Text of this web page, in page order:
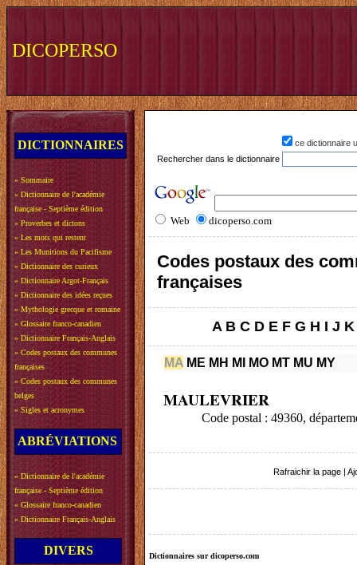
DICOPERSO
DICTIONNAIRES
» Sommaire
» Dictionnaire de l'académie
française - Septième édition
» Proverbes et dictons
» Les mots qui restent
» Les Munitions du Pacifisme
» Dictionnaire des curieux
» Dictionnaire Argot-Français
» Dictionnaire des idées reçues
» Mythologie grecque et romaine
» Glossaire franco-canadien
» Dictionnaire Français-Anglais
» Codes postaux des communes
françaises
» Codes postaux des communes
belges
» Sigles et acronymes
ABRÉVIATIONS
» Dictionnaire de l'académie
française - Septième édition
» Glossaire franco-canadien
» Dictionnaire Français-Anglais
DIVERS
ce dictionnaire
Rechercher dans le dictionnaire
Web dicoperso.com
Codes postaux des
françaises
A B C D E F G H I J K
MA ME MH MI MO MT MU MY
MAULEVRIER
Code postal : 49360,
Rafraichir la page
Dictionnaires sur dicoperso.com